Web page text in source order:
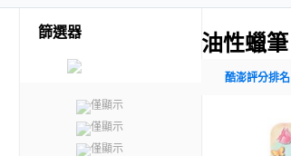
篩選器
僅顯示
僅顯示
僅顯示
油性蠟筆
酷澎評分排名